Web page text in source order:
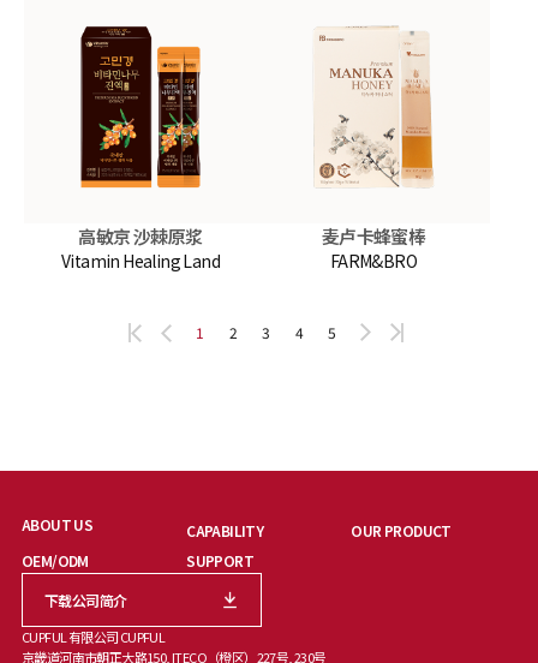
高敏京 沙棘原浆
Vitamin Healing Land
麦卢卡蜂蜜棒
FARM&BRO
1 2 3 4 5
ABOUT US CAPABILITY
OUR PRODUCT
OEM/ODM
SUPPORT
CUPFUL 有限公司 CUPFUL
京畿道河南市朝正大路150, ITECO（橙区）227号, 230号
下载公司简介